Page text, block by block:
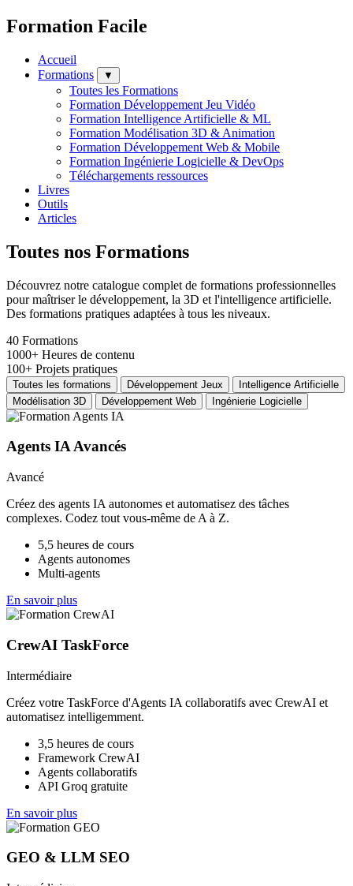
Formation Facile
Accueil
Formations
▼
Toutes les Formations
Formation Développement Jeu Vidéo
Formation Intelligence Artificielle & ML
Formation Modélisation 3D & Animation
Formation Développement Web & Mobile
Formation Ingénierie Logicielle & DevOps
Téléchargements ressources
Livres
Outils
Articles
Toutes nos Formations
Découvrez notre catalogue complet de formations professionnelles
pour maîtriser le développement, la 3D et l'intelligence artificielle.
Des formations pratiques adaptées à tous les niveaux.
40 Formations
1000+ Heures de contenu
100+ Projets pratiques
Toutes les formations Développement Jeux
Intelligence Artificielle
Modélisation 3D
Développement Web Ingénierie Logicielle
Agents IA Avancés
Avancé
Créez des agents IA autonomes et automatisez des tâches
complexes. Codez tout vous-même de A à Z.
5,5 heures de cours
Agents autonomes
Multi-agents
En savoir plus
CrewAI TaskForce
Intermédiaire
Créez votre TaskForce d'Agents IA collaboratifs avec CrewAI et
automatisez intelligemment.
3,5 heures de cours
Framework CrewAI
Agents collaboratifs
API Groq gratuite
En savoir plus
GEO & LLM SEO